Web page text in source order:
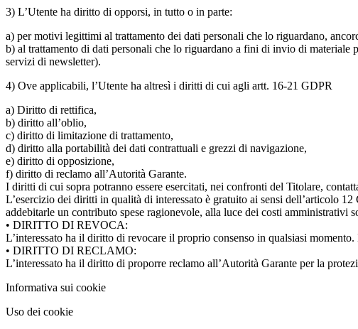
3) L’Utente ha diritto di opporsi, in tutto o in parte:
a) per motivi legittimi al trattamento dei dati personali che lo riguardano,
b) al trattamento di dati personali che lo riguardano a fini di invio di
servizi di newsletter).
4) Ove applicabili, l’Utente ha altresì i diritti di cui agli artt. 16-21 GDPR
a) Diritto di rettifica,
b) diritto all’oblio,
c) diritto di limitazione di trattamento,
d) diritto alla portabilità dei dati contrattuali e grezzi di navigazione,
e) diritto di opposizione,
f) diritto di reclamo all’Autorità Garante.
I diritti di cui sopra potranno essere esercitati, nei confronti del Titolare,
L’esercizio dei diritti in qualità di interessato è gratuito ai sensi dell’articolo
addebitarle un contributo spese ragionevole, alla luce dei costi amministrativi
• DIRITTO DI REVOCA:
L’interessato ha il diritto di revocare il proprio consenso in qualsiasi
• DIRITTO DI RECLAMO:
L’interessato ha il diritto di proporre reclamo all’Autorità Garante per la
Informativa sui cookie
Uso dei cookie